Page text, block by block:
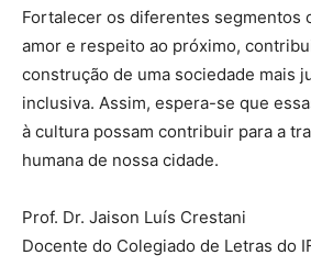
Fortalecer os diferentes segmentos
amor e respeito ao próximo,
construção de uma sociedade mais
inclusiva. Assim, espera-se que
à cultura possam contribuir para a
humana de nossa cidade.
Prof. Dr. Jaison Luís Crestani
Docente do Colegiado de Letras do